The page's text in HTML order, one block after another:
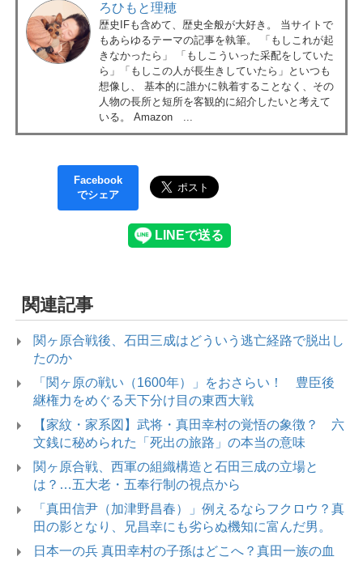
ろひもと理穂
歴史IFも含めて、歴史全般が大好き。 当サイトで
もあらゆるテーマの記事を執筆。 「もしこれが起
きなかったら」 「もしこういった采配をしていた
ら」「もしこの人が長生きしていたら」といつも
想像し、 基本的に誰かに執着することなく、その
人物の長所と短所を客観的に紹介したいと考えて
いる。 Amazon ...
Facebook
でシェア
関連記事
関ヶ原合戦後、石田三成はどういう逃亡経路で脱出し
たのか
「関ヶ原の戦い（1600年）」をおさらい！ 豊臣後
継権力をめぐる天下分け目の東西大戦
【家紋・家系図】武将・真田幸村の覚悟の象徴？ 六
文銭に秘められた「死出の旅路」の本当の意味
関ヶ原合戦、西軍の組織構造と石田三成の立場と
は？…五大老・五奉行制の視点から
「真田信尹（加津野昌春）」例えるならフクロウ？真
田の影となり、兄昌幸にも劣らぬ機知に富んだ男。
日本一の兵 真田幸村の子孫はどこへ？真田一族の血